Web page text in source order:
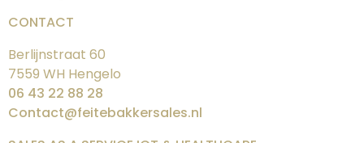
CONTACT
Berlijnstraat 60
7559 WH Hengelo
06 43 22 88 28
Contact@feitebakkersales.nl